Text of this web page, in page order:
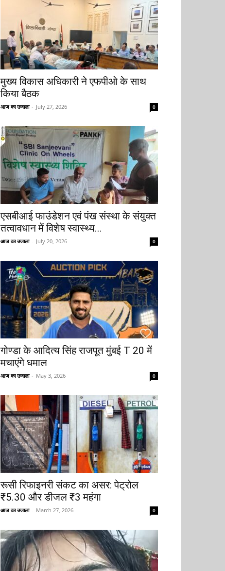
मुख्य विकास अधिकारी ने एफपीओ के साथ
किया बैठक
आज का उजाला - July 27, 2026 0
एसबीआई फाउंडेशन एवं पंख संस्था के संयुक्त
तत्वावधान में विशेष स्वास्थ्य...
आज का उजाला - July 20, 2026 0
गोण्डा के आदित्य सिंह राजपूत मुंबई T 20 में
मचाएंगे धमाल
आज का उजाला - May 3, 2026 0
रूसी रिफाइनरी संकट का असर: पेट्रोल
₹5.30 और डीजल ₹3 महंगा
आज का उजाला - March 27, 2026 0